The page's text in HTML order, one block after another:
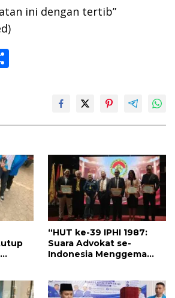
ini dengan tertib”
“HUT ke-39 IPHI 1987:
Suara Advokat se-
Indonesia Menggema
Advokat”